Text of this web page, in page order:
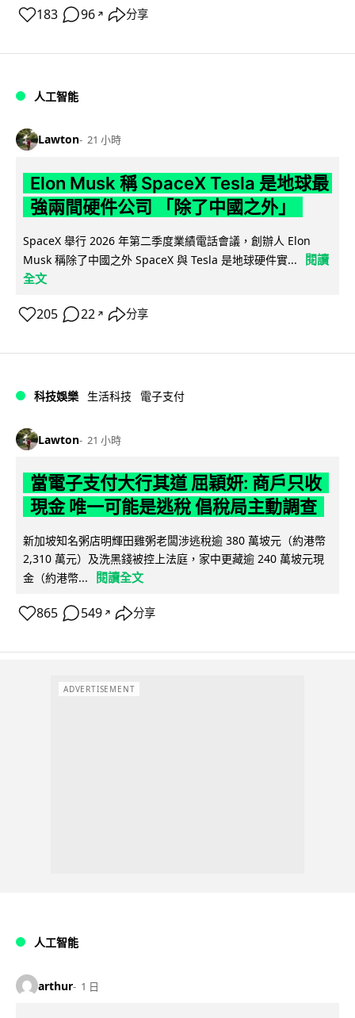
183 96 ↗ 分享
人工智能
Lawton 21 小時
Elon Musk 稱 SpaceX Tesla 是地球最
強兩間硬件公司 「除了中國之外」
SpaceX 舉行 2026 年第二季度業績電話會議，創辦人 Elon
Musk 稱除了中國之外 SpaceX 與 Tesla 是地球硬件實...
閱讀
全文
205 22 ↗ 分享
科技娛樂 生活科技 電子支付
Lawton 21 小時
當電子支付大行其道 屈穎妍: 商戶只收
現金 唯一可能是逃稅 倡稅局主動調查
新加坡知名粥店明輝田雞粥老闆涉逃稅逾 380 萬坡元（約港幣
2,310 萬元）及洗黑錢被控上法庭，家中更藏逾 240 萬坡元現
金（約港幣...
閱讀全文
865 549 ↗ 分享
ADVERTISEMENT
人工智能
arthur 1 日